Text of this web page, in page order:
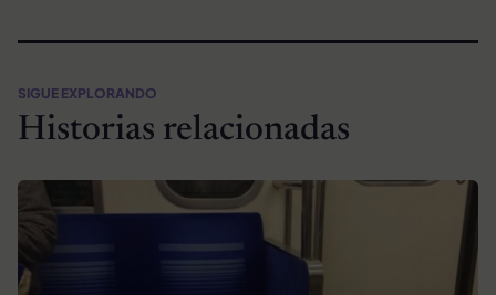
SIGUE EXPLORANDO
Historias relacionadas